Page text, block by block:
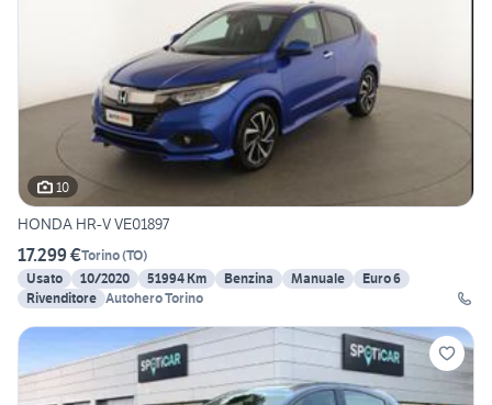
10
HONDA HR-V VE01897
17.299 €Torino(TO)
Usato
10/2020 51994 Km Benzina Manuale
Euro 6
Rivenditore Autohero Torino